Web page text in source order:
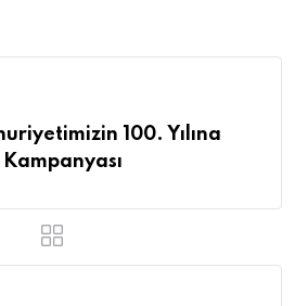
100. Yılına